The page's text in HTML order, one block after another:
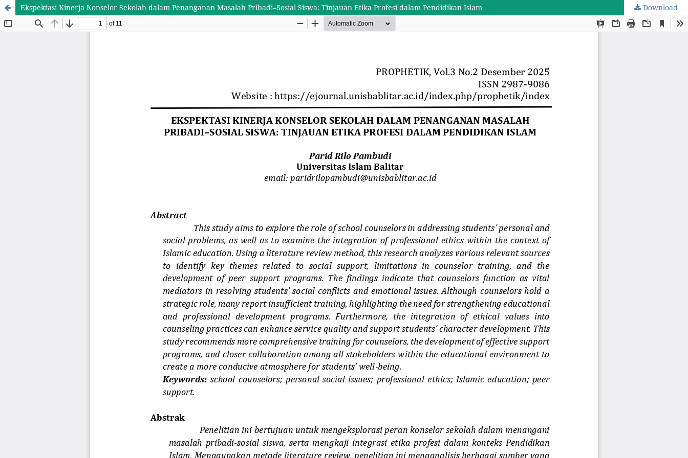
Ekspektasi Kinerja Konselor Sekolah dalam Penanganan Masalah Pribadi–Sosial Siswa: Tinjauan Etika Profesi dalam Pendidikan Islam Download